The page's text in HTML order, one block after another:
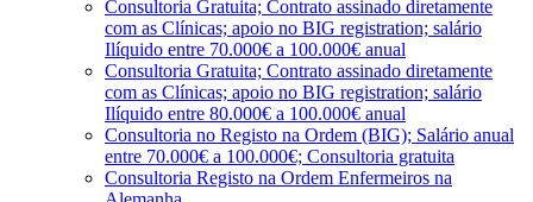
Consultoria Gratuita; Contrato assinado diretamente
com as Clínicas; apoio no BIG registration; salário
Ilíquido entre 70.000€ a 100.000€ anual
Consultoria Gratuita; Contrato assinado diretamente
com as Clínicas; apoio no BIG registration; salário
Ilíquido entre 80.000€ a 100.000€ anual
Consultoria no Registo na Ordem (BIG); Salário anual
entre 70.000€ a 100.000€; Consultoria gratuita
Consultoria Registo na Ordem Enfermeiros na